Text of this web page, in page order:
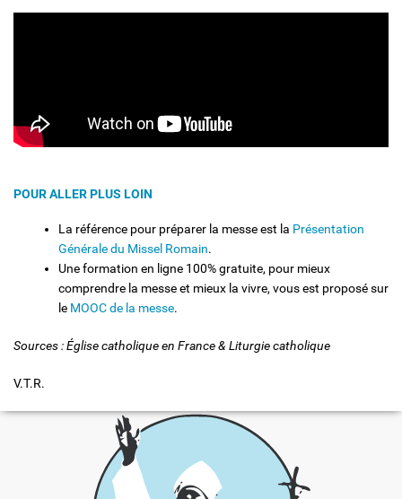
POUR ALLER PLUS LOIN
La référence pour préparer la messe est la Présentation
Générale du Missel Romain.
Une formation en ligne 100% gratuite, pour mieux
comprendre la messe et mieux la vivre, vous est proposé sur
le MOOC de la messe.
Sources : Église catholique en France & Liturgie catholique
V.T.R.